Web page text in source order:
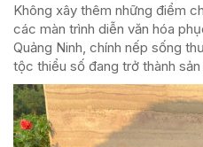
Không xây thêm những điểm
các màn trình diễn văn hóa
Quảng Ninh, chính nếp sống
tộc thiểu số đang trở thành